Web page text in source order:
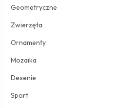
Geometryczne
Zwierzęta
Ornamenty
Mozaika
Desenie
Sport